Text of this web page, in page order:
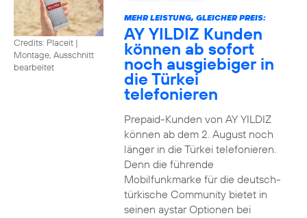
Credits: Placeit |
Montage, Ausschnitt
bearbeitet
MEHR LEISTUNG, GLEICHER PREIS:
AY YILDIZ Kunden
können ab sofort
noch ausgiebiger in
die Türkei
telefonieren
Prepaid-Kunden von AY YILDIZ
können ab dem 2. August noch
länger in die Türkei telefonieren.
Denn die führende
Mobilfunkmarke für die deutsch-
türkische Community bietet in
seinen aystar Optionen bei